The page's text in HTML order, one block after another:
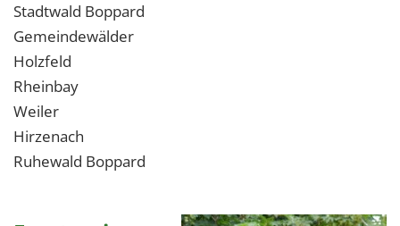
Stadtwald Boppard
Gemeindewälder
Holzfeld
Rheinbay
Weiler
Hirzenach
Ruhewald Boppard
Cookie Laufzeit:
1 Jahr
EXTERNE MEDIEN
Um Inhalte von Videoplattformen und Social Media
Plattformen anzeigen zu können, werden von